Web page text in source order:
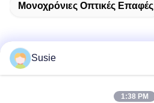
Μονοχρόνιες Οπτικές Επαφές
Susie
1:38 PM